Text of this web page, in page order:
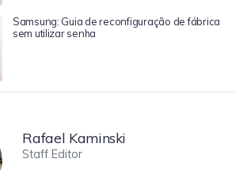
Samsung: Guia de reconfiguração de fábrica
sem utilizar senha
Rafael Kaminski
Staff Editor